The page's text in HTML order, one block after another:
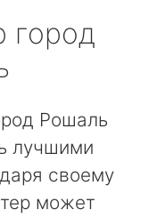
город
Рошаль
лучшими
своему
может